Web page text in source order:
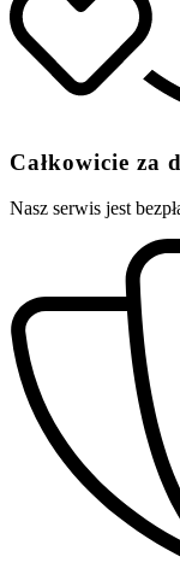
Całkowicie za
Nasz serwis jest